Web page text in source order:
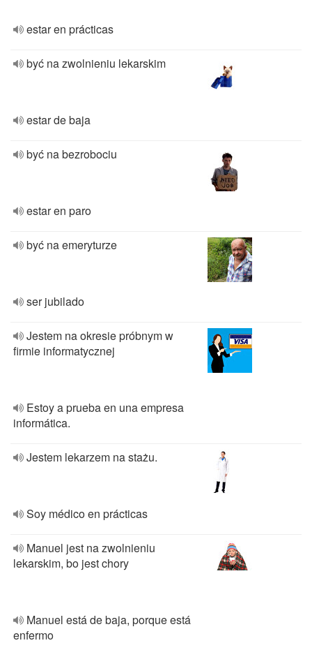
estar en prácticas
być na zwolnieniu lekarskim
estar de baja
być na bezrobociu
estar en paro
być na emeryturze
ser jubilado
Jestem na okresie próbnym w
firmie informatycznej
Estoy a prueba en una empresa
informática.
Jestem lekarzem na stażu.
Soy médico en prácticas
Manuel jest na zwolnieniu
lekarskim, bo jest chory
Manuel está de baja, porque está
enfermo